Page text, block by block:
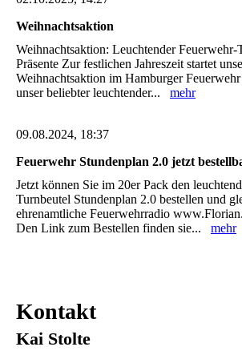
Weihnachtsaktion
Weihnachtsaktion: Leuchtender
Präsente Zur festlichen Jahreszeit startet
Weihnachtsaktion im Hamburger
unser beliebter leuchtender... mehr
09.08.2024, 18:37
Feuerwehr Stundenplan 2.0 jetzt
Jetzt können Sie im 20er Pack den
Turnbeutel Stundenplan 2.0 bestellen und
ehrenamtliche Feuerwehrradio
Den Link zum Bestellen finden sie... mehr
Kontakt
Kai Stolte